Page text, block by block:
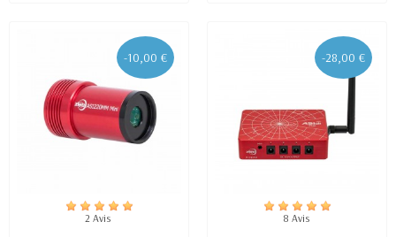
-10,00 €
2 Avis
-28,00 €
8 Avis